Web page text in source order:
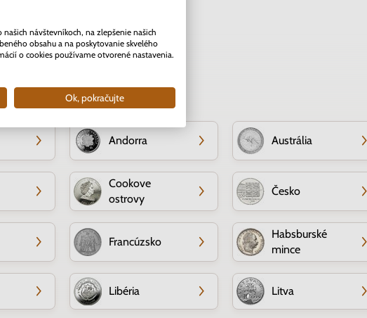
mince
Andorra Austrália
Cookove
ostrovy
Česko
Francúzsko
Habsburské
mince
Libéria Litva
návštevníkoch, na zlepšenie našich
obsahu a na poskytovanie skvelého
o cookies používame otvorené nastavenia.
Ok, pokračujte